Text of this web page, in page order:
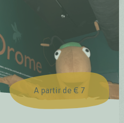
A partir de € 7